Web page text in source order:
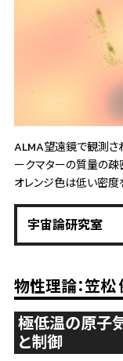
ALMA望遠鏡で観測さ
ークマターの質量の疎
オレンジ色は低い密度
宇宙論研究室
物性理論：笠
極低温の原子
と制御